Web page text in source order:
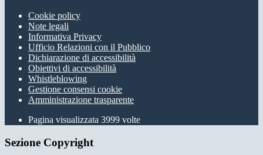
Cookie policy
Note legali
Informativa Privacy
Ufficio Relazioni con il Pubblico
Dichiarazione di accessibilità
Obiettivi di accessibilità
Whistleblowing
Gestione consensi cookie
Amministrazione trasparente
Pagina visualizzata 3999 volte
Sezione Copyright